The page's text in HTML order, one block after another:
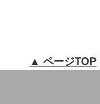
▲ ページTOP